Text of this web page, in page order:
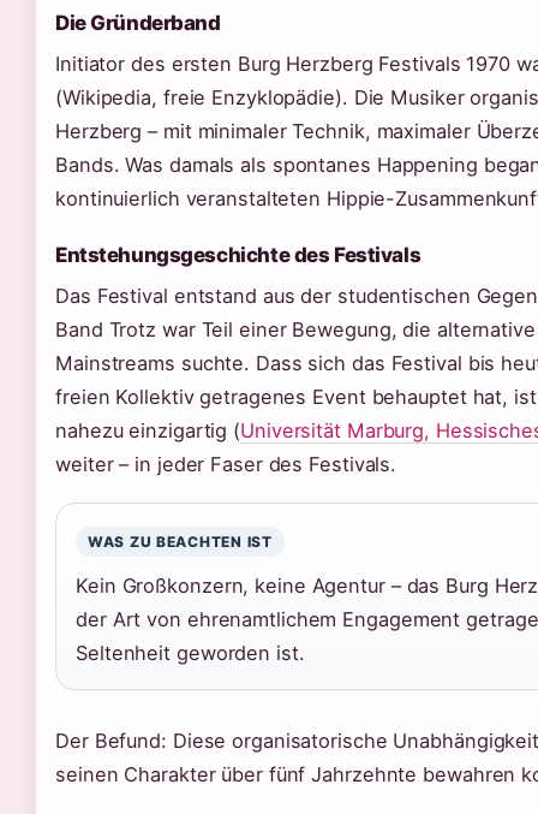
Die Gründerband
Initiator des ersten Burg Herzberg Festivals 1970
(Wikipedia, freie Enzyklopädie). Die Musiker
Herzberg – mit minimaler Technik, maximaler
Bands. Was damals als spontanes Happening
kontinuierlich veranstalteten Hippie-
Entstehungsgeschichte des Festivals
Das Festival entstand aus der studentischen
Band Trotz war Teil einer Bewegung, die
Mainstreams suchte. Dass sich das Festival bis
freien Kollektiv getragenes Event behauptet hat,
nahezu einzigartig (Universität Marburg,
weiter – in jeder Faser des Festivals.
WAS ZU BEACHTEN IST
Kein Großkonzern, keine Agentur – das Burg
der Art von ehrenamtlichem Engagement
Seltenheit geworden ist.
Der Befund: Diese organisatorische
seinen Charakter über fünf Jahrzehnte bewahren